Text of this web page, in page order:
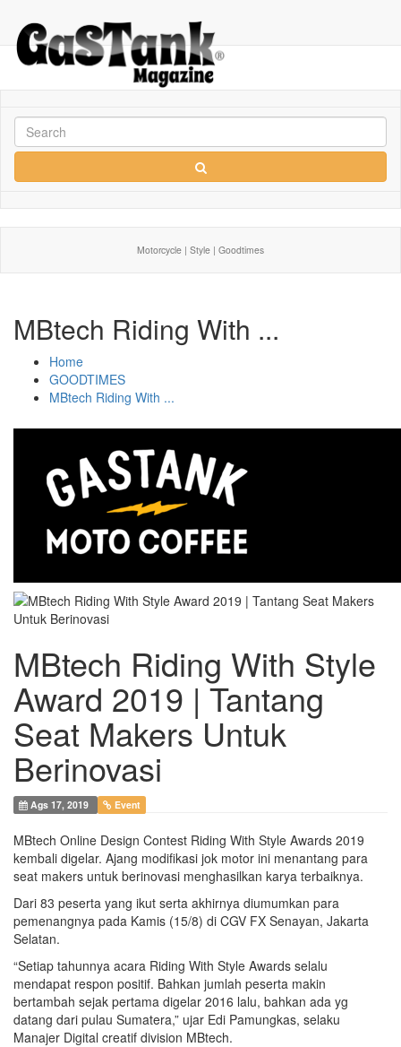
Motorcycle | Style | Goodtimes
MBtech Riding With ...
Home
GOODTIMES
MBtech Riding With ...
MBtech Riding With Style
Award 2019 | Tantang
Seat Makers Untuk
Berinovasi
Ags 17, 2019 Event
MBtech Online Design Contest Riding With Style Awards 2019
kembali digelar. Ajang modifikasi jok motor ini menantang para
seat makers untuk berinovasi menghasilkan karya terbaiknya.
Dari 83 peserta yang ikut serta akhirnya diumumkan para
pemenangnya pada Kamis (15/8) di CGV FX Senayan, Jakarta
Selatan.
“Setiap tahunnya acara Riding With Style Awards selalu
mendapat respon positif. Bahkan jumlah peserta makin
bertambah sejak pertama digelar 2016 lalu, bahkan ada yg
datang dari pulau Sumatera,” ujar Edi Pamungkas, selaku
Manajer Digital creatif division MBtech.